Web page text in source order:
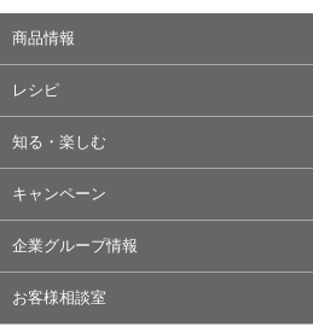
商品情報
レシピ
知る・楽しむ
キャンペーン
企業グループ情報
お客様相談室